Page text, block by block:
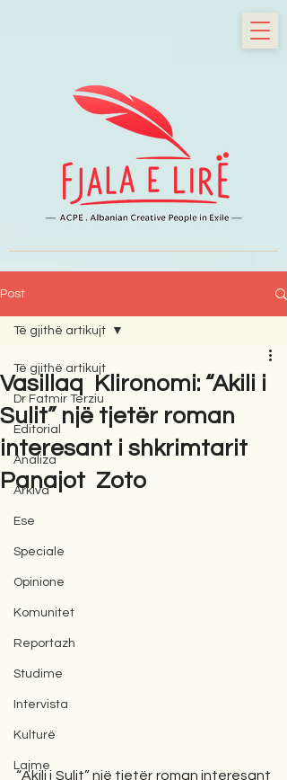
Post
Të gjithë artikujt
Dr Fatmir Terziu
Editorial
Analiza
Arkiva
Ese
Speciale
Opinione
Komunitet
Reportazh
Studime
Intervista
Kulturë
Lajme
Të gjithë artikujt
Vasillaq Klironomi: “Akili i
Sulit” një tjetër roman
interesant i shkrimtarit
Panajot Zoto
“Akili i Sulit” një tjetër roman interesant